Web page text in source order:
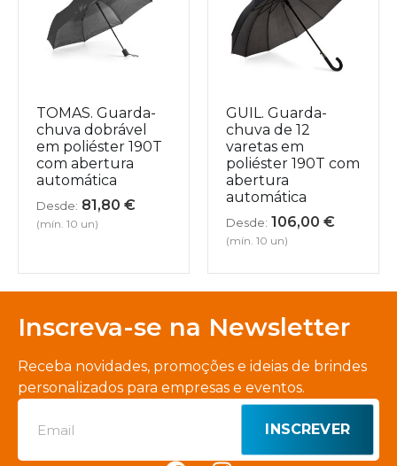
TOMAS. Guarda-
chuva dobrável
em poliéster 190T
com abertura
automática
Desde: 81,80 €
(mín. 10 un)
GUIL. Guarda-
chuva de 12
varetas em
poliéster 190T com
abertura
automática
Desde: 106,00 €
(mín. 10 un)
Inscreva-se na Newsletter
Receba novidades, promoções e ideias de brindes
personalizados para empresas e eventos.
INSCREVER